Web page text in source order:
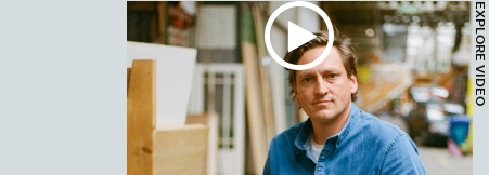
EXPLORE VIDEO